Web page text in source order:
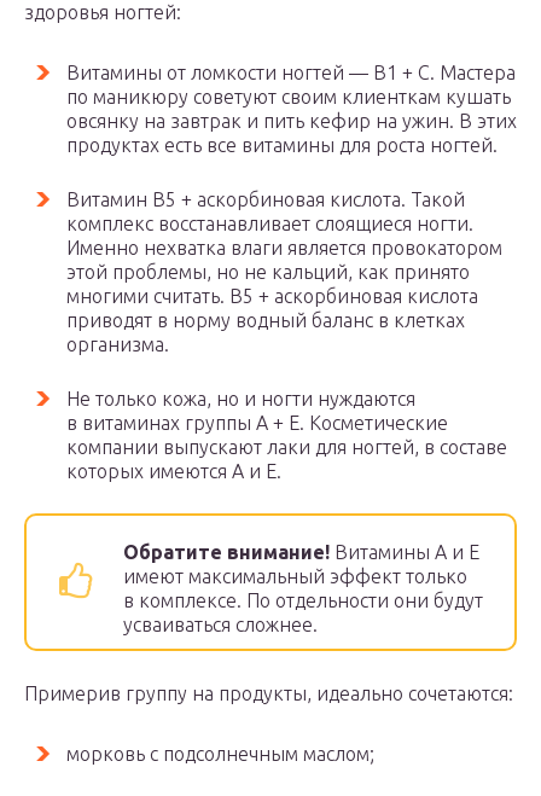
здоровья ногтей:
Витамины от ломкости ногтей — В1 + С. Мастера
по маникюру советуют своим клиенткам кушать
овсянку на завтрак и пить кефир на ужин. В этих
продуктах есть все витамины для роста ногтей.
Витамин В5 + аскорбиновая кислота. Такой
комплекс восстанавливает слоящиеся ногти.
Именно нехватка влаги является провокатором
этой проблемы, но не кальций, как принято
многими считать. В5 + аскорбиновая кислота
приводят в норму водный баланс в клетках
организма.
Не только кожа, но и ногти нуждаются
в витаминах группы А + Е. Косметические
компании выпускают лаки для ногтей, в составе
которых имеются А и Е.
Обратите внимание! Витамины А и Е
имеют максимальный эффект только
в комплексе. По отдельности они будут
усваиваться сложнее.
Примерив группу на продукты, идеально сочетаются:
морковь с подсолнечным маслом;